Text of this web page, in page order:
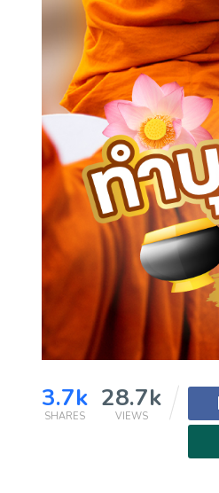
3.7k
SHARES
28.7k
VIEWS